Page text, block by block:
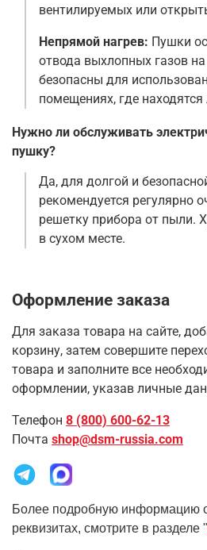
вентилируемых или
Непрямой нагрев: Пушки
отвода выхлопных газов
безопасны для
помещениях, где
Нужно ли обслуживать
пушку?
Да, для долгой и
рекомендуется регулярно
решетку прибора от пыли.
в сухом месте.
Оформление заказа
Для заказа товара на сайте,
корзину, затем совершите
товара и заполните все
оформлении, указав личные
Телефон 8 (800) 600-62-13
Почта shop@dsm-russia.com
Более подробную информацию о
реквизитах, смотрите в разделе "